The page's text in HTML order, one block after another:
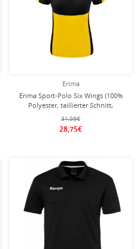
Erima
Erima Sport-Polo Six Wings (100%
Polyester, taillierter Schnitt,
schnelltrocknend) gelb/schwarz
Damen
31,95€
28,75€